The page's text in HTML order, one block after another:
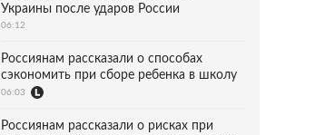
Украины после ударов России
06:12
Россиянам рассказали о способах
сэкономить при сборе ребенка в школу
06:03
Россиянам рассказали о рисках при